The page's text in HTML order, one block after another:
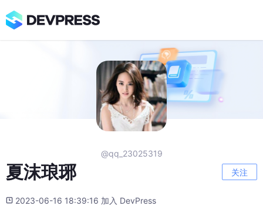
@qq_23025319
夏沫琅琊 关注
2023-06-16 18:39:16 加入 DevPress